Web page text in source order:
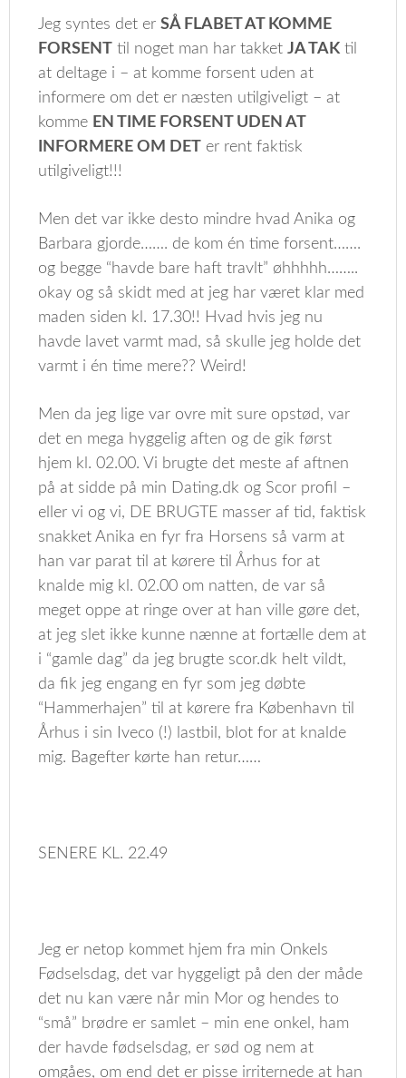
Jeg syntes det erSÅ FLABET AT KOMME
FORSENT til noget man har takketJA TAKtil
at deltage i – at komme forsent uden at
informere om det er næsten utilgiveligt – at
komme EN TIME FORSENT UDEN AT
INFORMERE OM DET er rent faktisk
utilgiveligt!!!
Men det var ikke desto mindre hvad Anika og
Barbara gjorde……. de kom én time forsent…….
og begge “havde bare haft travlt” øhhhhh……..
okay og så skidt med at jeg har været klar med
maden siden kl. 17.30!! Hvad hvis jeg nu
havde lavet varmt mad, så skulle jeg holde det
varmt i én time mere?? Weird!
Men da jeg lige var ovre mit sure opstød, var
det en mega hyggelig aften og de gik først
hjem kl. 02.00. Vi brugte det meste af aftnen
på at sidde på min Dating.dk og Scor profil –
eller vi og vi, DE BRUGTE masser af tid, faktisk
snakket Anika en fyr fra Horsens så varm at
han var parat til at kørere til Århus for at
knalde mig kl. 02.00 om natten, de var så
meget oppe at ringe over at han ville gøre det,
at jeg slet ikke kunne nænne at fortælle dem at
i “gamle dag” da jeg brugte scor.dk helt vildt,
da fik jeg engang en fyr som jeg døbte
“Hammerhajen” til at kørere fra København til
Århus i sin Iveco (!) lastbil, blot for at knalde
mig. Bagefter kørte han retur……
SENERE KL. 22.49
Jeg er netop kommet hjem fra min Onkels
Fødselsdag, det var hyggeligt på den der måde
det nu kan være når min Mor og hendes to
“små” brødre er samlet – min ene onkel, ham
der havde fødselsdag, er sød og nem at
omgåes, om end det er pisse irriternede at han